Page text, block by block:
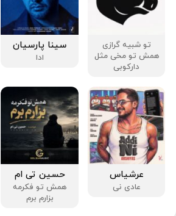
تو شبیه گرازی
همش تو مخی مثل
دارکوبی
سینا پارسیان
ادا
عرشیاس
عادی نی
حسین تی ام
همش تو فکرمه
بزارم برم